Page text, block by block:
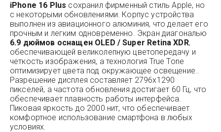
iPhone 16 Plus сохранил фирменный стиль Apple, но
с некоторыми обновлениями. Корпус устройства
выполнен из авиационного алюминия, что делает его
прочным и легким одновременно. Экран диагональю
6.9 дюймов оснащен OLED / Super Retina XDR,
обеспечивающей великолепную цветопередачу и
четкость изображения, а технология True Tone
оптимизирует цвета под окружающее освещение..
Разрешение дисплея составляет 2796x1290
пикселей, а частота обновления достигает 60 Гц, что
обеспечивает плавность работы интерфейса.
Пиковая яркость до 2000 нит, что обеспечивает
комфортное использование смартфона в любых
условиях.